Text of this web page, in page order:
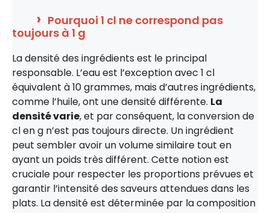
Pourquoi 1 cl ne correspond pas
toujours à 1 g
La densité des ingrédients est le principal
responsable. L’eau est l’exception avec 1 cl
équivalent à 10 grammes, mais d’autres ingrédients,
comme l’huile, ont une densité différente. La
densité varie, et par conséquent, la conversion de
cl en g n’est pas toujours directe. Un ingrédient
peut sembler avoir un volume similaire tout en
ayant un poids très différent. Cette notion est
cruciale pour respecter les proportions prévues et
garantir l’intensité des saveurs attendues dans les
plats. La densité est déterminée par la composition